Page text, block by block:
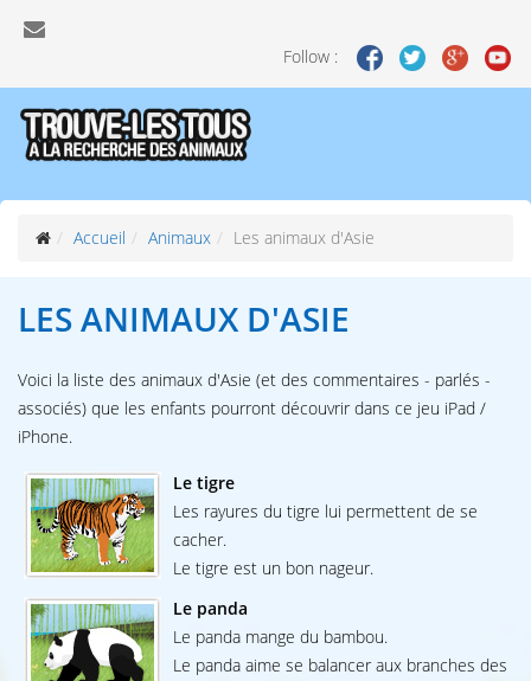
Follow :
Accueil Animaux Les animaux d'Asie
LES ANIMAUX D'ASIE
Voici la liste des animaux d'Asie (et des commentaires - parlés -
associés) que les enfants pourront découvrir dans ce jeu iPad /
iPhone.
Le tigre
Les rayures du tigre lui permettent de se
cacher.
Le tigre est un bon nageur.
Le panda
Le panda mange du bambou.
Le panda aime se balancer aux branches des